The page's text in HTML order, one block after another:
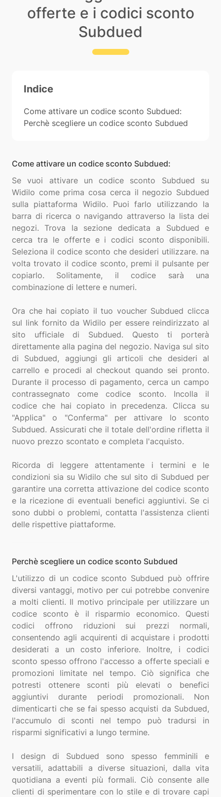
offerte e i codici sconto
Subdued
Indice
Come attivare un codice sconto Subdued:
Perchè scegliere un codice sconto Subdued
Come attivare un codice sconto Subdued:
Se vuoi attivare un codice sconto Subdued su
Widilo come prima cosa cerca il negozio Subdued
sulla piattaforma Widilo. Puoi farlo utilizzando la
barra di ricerca o navigando attraverso la lista dei
negozi. Trova la sezione dedicata a Subdued e
cerca tra le offerte e i codici sconto disponibili.
Seleziona il codice sconto che desideri utilizzare. na
volta trovato il codice sconto, premi il pulsante per
copiarlo. Solitamente, il codice sarà una
combinazione di lettere e numeri.
Ora che hai copiato il tuo voucher Subdued clicca
sul link fornito da Widilo per essere reindirizzato al
sito ufficiale di Subdued. Questo ti porterà
direttamente alla pagina del negozio. Naviga sul sito
di Subdued, aggiungi gli articoli che desideri al
carrello e procedi al checkout quando sei pronto.
Durante il processo di pagamento, cerca un campo
contrassegnato come codice sconto. Incolla il
codice che hai copiato in precedenza. Clicca su
"Applica" o "Conferma" per attivare lo sconto
Subdued. Assicurati che il totale dell'ordine rifletta il
nuovo prezzo scontato e completa l'acquisto.
Ricorda di leggere attentamente i termini e le
condizioni sia su Widilo che sul sito di Subdued per
garantire una corretta attivazione del codice sconto
e la ricezione di eventuali benefici aggiuntivi. Se ci
sono dubbi o problemi, contatta l'assistenza clienti
Perchè scegliere un codice sconto Subdued
L'utilizzo di un codice sconto Subdued può offrire
diversi vantaggi, motivo per cui potrebbe convenire
a molti clienti. Il motivo principale per utilizzare un
codice sconto è il risparmio economico. Questi
codici offrono riduzioni sui prezzi normali,
consentendo agli acquirenti di acquistare i prodotti
desiderati a un costo inferiore. Inoltre, i codici
sconto spesso offrono l'accesso a offerte speciali e
promozioni limitate nel tempo. Ciò significa che
potresti ottenere sconti più elevati o benefici
aggiuntivi durante periodi promozionali. Non
dimenticarti che se fai spesso acquisti da Subdued,
l'accumulo di sconti nel tempo può tradursi in
risparmi significativi a lungo termine.
I design di Subdued sono spesso femminili e
versatili, adattabili a diverse situazioni, dalla vita
quotidiana a eventi più formali. Ciò consente alle
clienti di sperimentare con lo stile e di trovare capi